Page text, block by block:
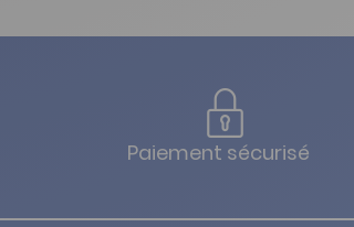
Paiement sécurisé